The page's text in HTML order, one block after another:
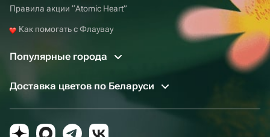
Правила акции “Atomic Heart”
Как помогать с Флаувау
Популярные города
Доставка цветов по Беларуси